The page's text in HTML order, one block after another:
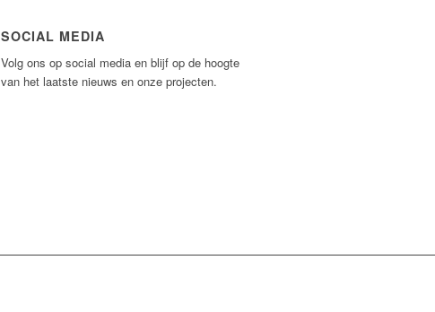
SOCIAL MEDIA
Volg ons op social media en blijf op de hoogte
van het laatste nieuws en onze projecten.